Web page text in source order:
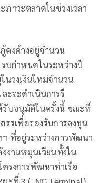
ภาวะตลาดในช่วงเวลา
งค้างอยู่จำนวน
บกำหนดในระหว่างปี
นวงเงินใหม่จำนวน
ะจะดำเนินการรี
รับอนุมัติในครั้งนี้ ขณะที่
รรเพื่อรองรับการลงทุน
ฯ ที่อยู่ระหว่างการพัฒนา
งงานหมุนเวียนทั้งใน
ครงการพัฒนาท่าเรือ
ะที่ 3 (LNG Terminal)